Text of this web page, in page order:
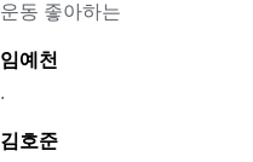
운동 좋아하는
임예천
.
김호준